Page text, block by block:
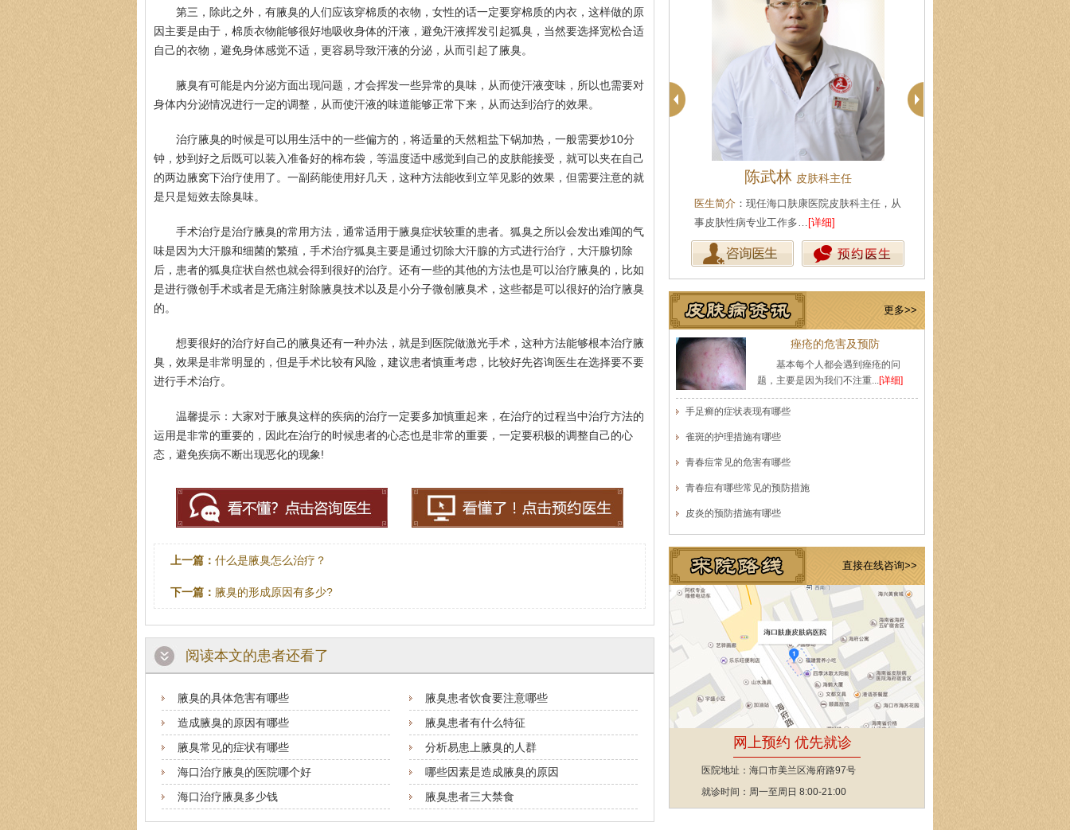
第三，除此之外，有腋臭的人们应该穿棉质的衣物，女性的话一定要穿棉质的内衣，这样做的原
因主要是由于，棉质衣物能够很好地吸收身体的汗液，避免汗液挥发引起狐臭，当然要选择宽松合适
自己的衣物，避免身体感觉不适，更容易导致汗液的分泌，从而引起了腋臭。
腋臭有可能是内分泌方面出现问题，才会挥发一些异常的臭味，从而使汗液变味，所以也需要对
身体内分泌情况进行一定的调整，从而使汗液的味道能够正常下来，从而达到治疗的效果。
治疗腋臭的时候是可以用生活中的一些偏方的，将适量的天然粗盐下锅加热，一般需要炒10分
钟，炒到好之后既可以装入准备好的棉布袋，等温度适中感觉到自己的皮肤能接受，就可以夹在自己
的两边腋窝下治疗使用了。一副药能使用好几天，这种方法能收到立竿见影的效果，但需要注意的就
是只是短效去除臭味。
手术治疗是治疗腋臭的常用方法，通常适用于腋臭症状较重的患者。狐臭之所以会发出难闻的气
味是因为大汗腺和细菌的繁殖，手术治疗狐臭主要是通过切除大汗腺的方式进行治疗，大汗腺切除
后，患者的狐臭症状自然也就会得到很好的治疗。还有一些的其他的方法也是可以治疗腋臭的，比如
是进行微创手术或者是无痛注射除腋臭技术以及是小分子微创腋臭术，这些都是可以很好的治疗腋臭
的。
想要很好的治疗好自己的腋臭还有一种办法，就是到医院做激光手术，这种方法能够根本治疗腋
臭，效果是非常明显的，但是手术比较有风险，建议患者慎重考虑，比较好先咨询医生在选择要不要
进行手术治疗。
温馨提示：大家对于腋臭这样的疾病的治疗一定要多加慎重起来，在治疗的过程当中治疗方法的
运用是非常的重要的，因此在治疗的时候患者的心态也是非常的重要，一定要积极的调整自己的心
态，避免疾病不断出现恶化的现象!
上一篇： 什么是腋臭怎么治疗？
下一篇： 腋臭的形成原因有多少?
阅读本文的患者还看了
腋臭的具体危害有哪些
腋臭患者饮食要注意哪些
造成腋臭的原因有哪些
腋臭患者有什么特征
腋臭常见的症状有哪些
分析易患上腋臭的人群
海口治疗腋臭的医院哪个好
哪些因素是造成腋臭的原因
海口治疗腋臭多少钱
腋臭患者三大禁食
王珍 会诊专家 陈武林 皮肤科主任
医生简介 ：现任海口肤康医院皮肤科主任，从
事皮肤性病专业工作多… [详细]
更多>>
痤疮的危害及预防
基本每个人都会遇到痤疮的问
题，主要是因为我们不注重...[详细]
手足癣的症状表现有哪些
雀斑的护理措施有哪些
青春痘常见的危害有哪些
青春痘有哪些常见的预防措施
皮炎的预防措施有哪些
直接在线咨询>>
网上预约 优先就诊
医院地址：海口市美兰区海府路97号
就诊时间：周一至周日 8:00-21:00